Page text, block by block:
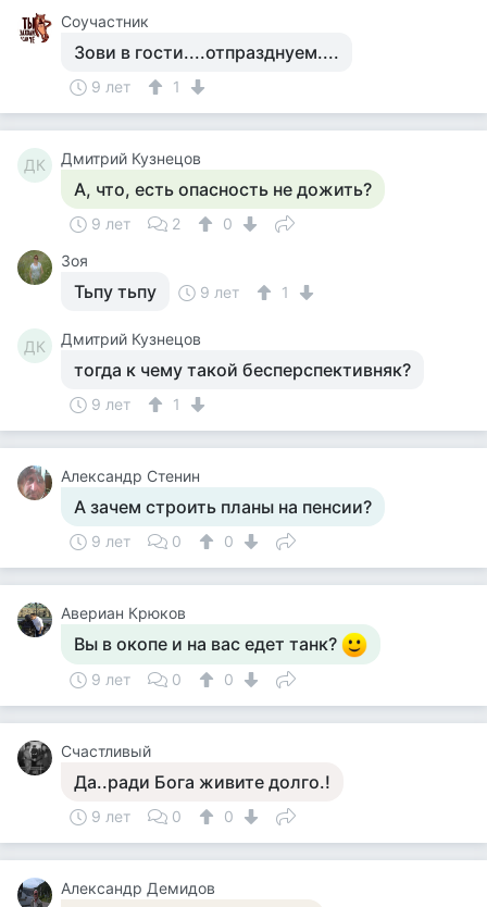
Соучастник
Зови в гости....отпразднуем....
9 лет 1
ДК Дмитрий Кузнецов
А, что, есть опасность не дожить?
9 лет 2
0
Зоя
Тьпу тьпу 9 лет 1
ДК Дмитрий Кузнецов
тогда к чему такой бесперспективняк?
9 лет 1
Александр Стенин
А зачем строить планы на пенсии?
9 лет 0 0
Авериан Крюков
Вы в окопе и на вас едет танк?
9 лет 0 0
Счастливый
Да..ради Бога живите долго.!
9 лет 0 0
Александр Демидов